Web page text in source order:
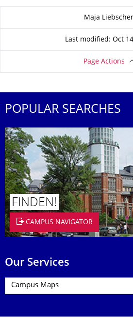
Maja Liebscher
Last modified: Oct
Page Actions
POPULAR SEARCHES
FINDEN!
CAMPUS NAVIGATOR
Our Services